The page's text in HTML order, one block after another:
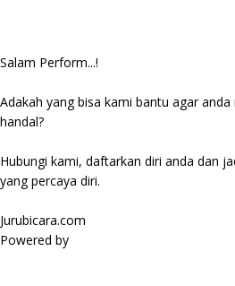
Salam Perform...!
Adakah yang bisa kami bantu agar
handal?
Hubungi kami, daftarkan diri anda dan
yang percaya diri.
Jurubicara.com
Powered by